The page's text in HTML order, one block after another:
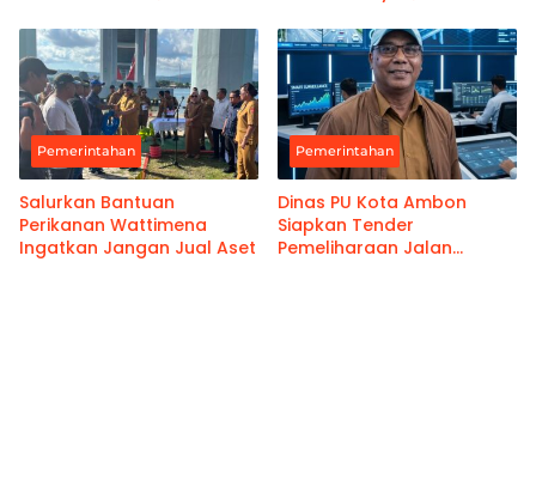
Pemerintahan
Salurkan Bantuan
Perikanan Wattimena
Ingatkan Jangan Jual Aset
Pemerintahan
Dinas PU Kota Ambon
Siapkan Tender
Pemeliharaan Jalan